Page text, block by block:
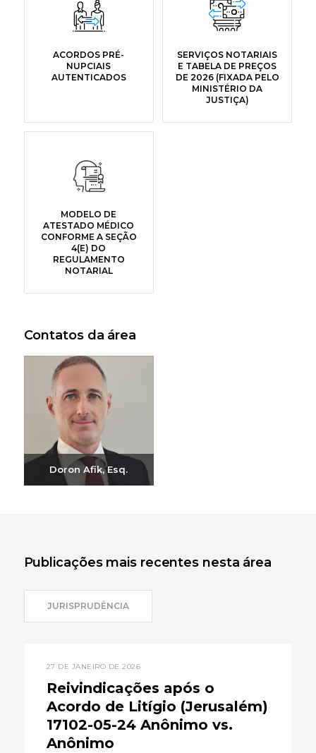
ACORDOS PRÉ-
NUPCIAIS
AUTENTICADOS
SERVIÇOS NOTARIAIS
E TABELA DE PREÇOS
DE 2026 (FIXADA PELO
MINISTÉRIO DA
JUSTIÇA)
MODELO DE
ATESTADO MÉDICO
CONFORME A SEÇÃO
4(E) DO
REGULAMENTO
NOTARIAL
Contatos da área
Doron Afik, Esq.
Publicações mais recentes nesta área
JURISPRUDÊNCIA
27 DE JANEIRO DE 2026
Reivindicações após o
Acordo de Litígio (Jerusalém)
17102-05-24 Anônimo vs.
Anônimo